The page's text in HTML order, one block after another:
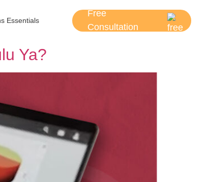
Essentials
Free
Consultation
Ya?